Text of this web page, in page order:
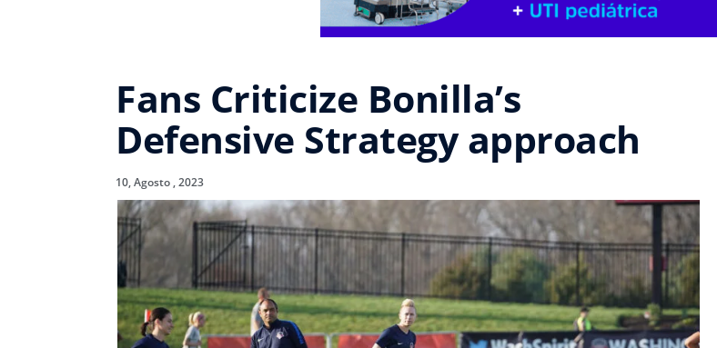
Fans Criticize Bonilla’s
Defensive Strategy approach
10, Agosto , 2023